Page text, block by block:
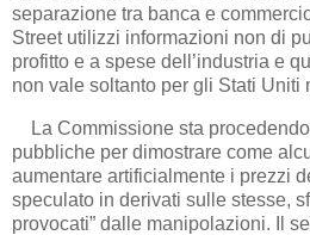
separazione tra banca e
Street utilizzi informazioni non di
profitto e a spese dell’industria e
non vale soltanto per gli Stati Uniti
La Commissione sta
pubbliche per dimostrare come
aumentare artificialmente i prezzi
speculato in derivati sulle stesse,
provocati” dalle manipolazioni. Il